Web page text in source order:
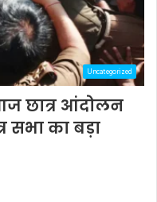
Uncategorized
छात्र आंदोलन
सभा का बड़ा